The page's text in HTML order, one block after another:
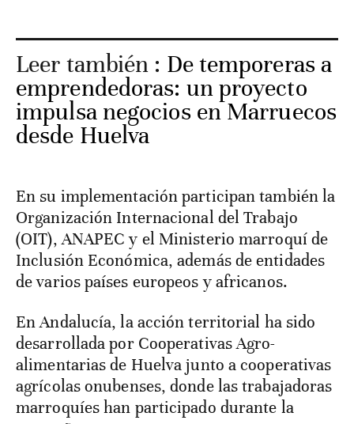
Leer también : De temporeras a
emprendedoras: un proyecto
impulsa negocios en Marruecos
desde Huelva
En su implementación participan también la
Organización Internacional del Trabajo
(OIT), ANAPEC y el Ministerio marroquí de
Inclusión Económica, además de entidades
de varios países europeos y africanos.
En Andalucía, la acción territorial ha sido
desarrollada por Cooperativas Agro-
alimentarias de Huelva junto a cooperativas
agrícolas onubenses, donde las trabajadoras
marroquíes han participado durante la